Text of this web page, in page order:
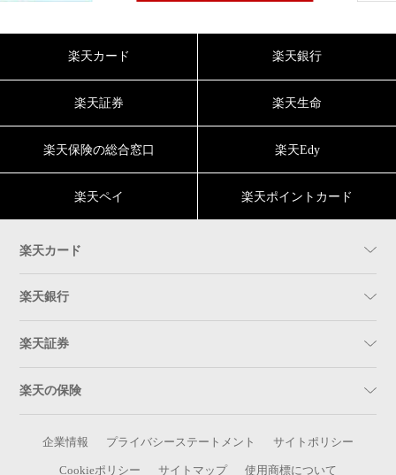
楽天カード 楽天銀行
楽天証券 楽天生命
楽天保険の総合窓口 楽天Edy
楽天ペイ 楽天ポイントカード
楽天カード
楽天銀行
楽天証券
楽天の保険
企業情報 プライバシーステートメント サイトポリシー
Cookieポリシー サイトマップ 使用商標について